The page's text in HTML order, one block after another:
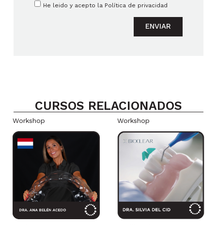
He leido y acepto la Política de privacidad
ENVIAR
CURSOS RELACIONADOS
Workshop Workshop